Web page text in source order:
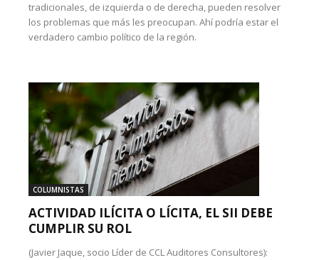
tradicionales, de izquierda o de derecha, pueden resolver
los problemas que más les preocupan. Ahí podría estar el
verdadero cambio político de la región.
COLUMNISTAS
ACTIVIDAD ILÍCITA O LÍCITA, EL SII DEBE
CUMPLIR SU ROL
(Javier Jaque, socio Líder de CCL Auditores Consultores):